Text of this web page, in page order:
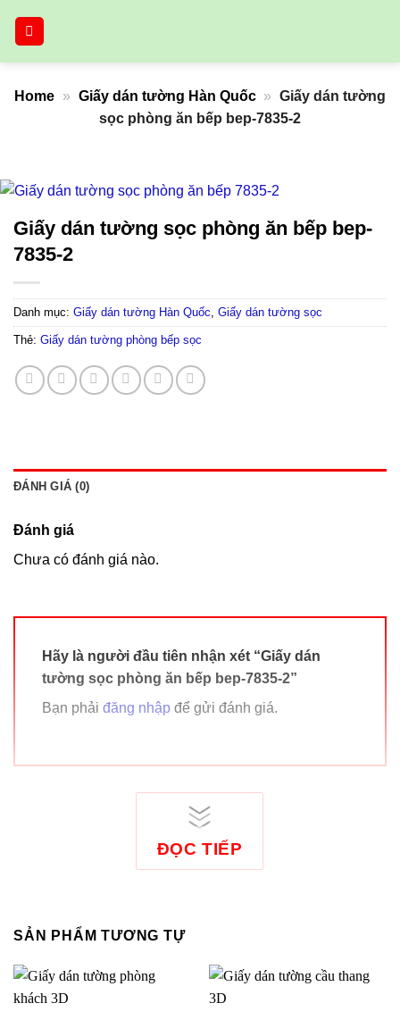
Home » Giấy dán tường Hàn Quốc » Giấy dán tường
sọc phòng ăn bếp bep-7835-2
Giấy dán tường sọc phòng ăn bếp bep-
7835-2
Danh mục: Giấy dán tường Hàn Quốc, Giấy dán tường sọc
Thẻ: Giấy dán tường phòng bếp sọc
ĐÁNH GIÁ (0)
Đánh giá
Chưa có đánh giá nào.
Hãy là người đầu tiên nhận xét “Giấy dán
tường sọc phòng ăn bếp bep-7835-2”
Bạn phải đăng nhập để gửi đánh giá.
ĐỌC TIẾP
SẢN PHẨM TƯƠNG TỰ